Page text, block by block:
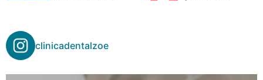
clinicadentalzoe